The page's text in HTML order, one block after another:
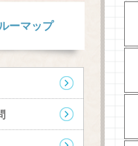
ーマップ